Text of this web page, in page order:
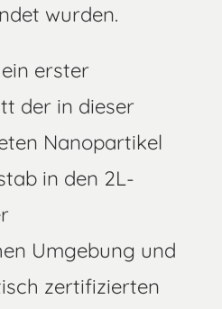
wurden.
erster
der in dieser
Nanopartikel
in den 2L-
Umgebung und
zertifizierten